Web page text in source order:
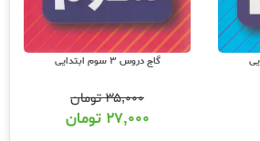
گاج دروس 3 سوم ابتدایی
۳۵,۰۰۰تومان
۲۷,۰۰۰ تومان